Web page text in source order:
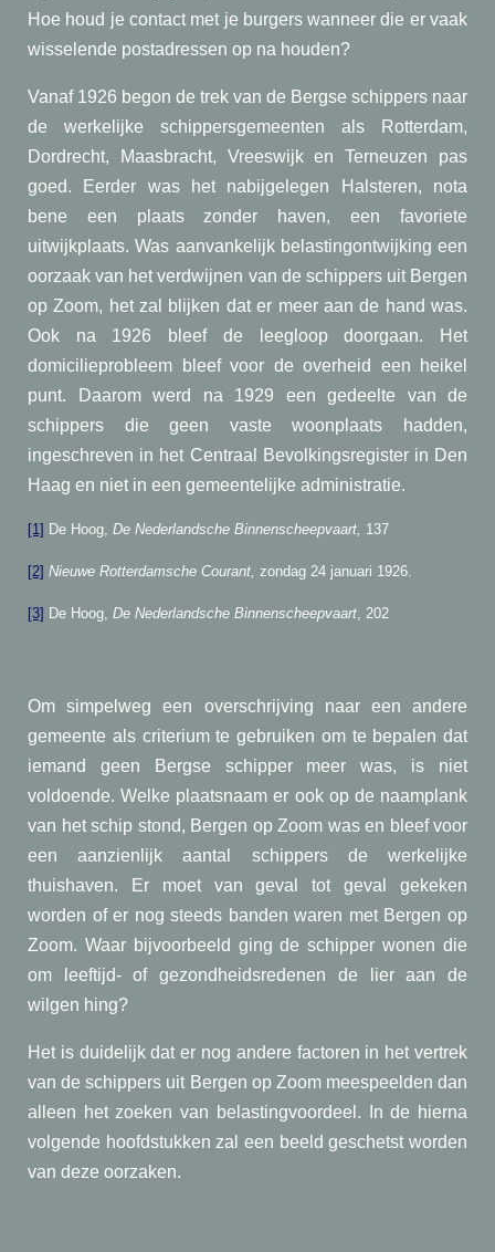
Hoe houd je contact met je burgers wanneer die er vaak
wisselende postadressen op na houden?
Vanaf 1926 begon de trek van de Bergse schippers naar
de werkelijke schippersgemeenten als Rotterdam,
Dordrecht, Maasbracht, Vreeswijk en Terneuzen pas
goed. Eerder was het nabijgelegen Halsteren, nota
bene een plaats zonder haven, een favoriete
uitwijkplaats. Was aanvankelijk belastingontwijking een
oorzaak van het verdwijnen van de schippers uit Bergen
op Zoom, het zal blijken dat er meer aan de hand was.
Ook na 1926 bleef de leegloop doorgaan. Het
domicilieprobleem bleef voor de overheid een heikel
punt. Daarom werd na 1929 een gedeelte van de
schippers die geen vaste woonplaats hadden,
ingeschreven in het Centraal Bevolkingsregister in Den
Haag en niet in een gemeentelijke administratie.
[1] De Hoog, De Nederlandsche Binnenscheepvaart, 137
[2] Nieuwe Rotterdamsche Courant, zondag 24 januari 1926.
[3] De Hoog, De Nederlandsche Binnenscheepvaart , 202
Om simpelweg een overschrijving naar een andere
gemeente als criterium te gebruiken om te bepalen dat
iemand geen Bergse schipper meer was, is niet
voldoende. Welke plaatsnaam er ook op de naamplank
van het schip stond, Bergen op Zoom was en bleef voor
een aanzienlijk aantal schippers de werkelijke
thuishaven. Er moet van geval tot geval gekeken
worden of er nog steeds banden waren met Bergen op
Zoom. Waar bijvoorbeeld ging de schipper wonen die
om leeftijd- of gezondheidsredenen de lier aan de
wilgen hing?
Het is duidelijk dat er nog andere factoren in het vertrek
van de schippers uit Bergen op Zoom meespeelden dan
alleen het zoeken van belastingvoordeel. In de hierna
volgende hoofdstukken zal een beeld geschetst worden
van deze oorzaken.